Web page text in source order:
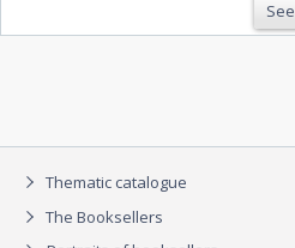
Thematic catalogue
The Booksellers